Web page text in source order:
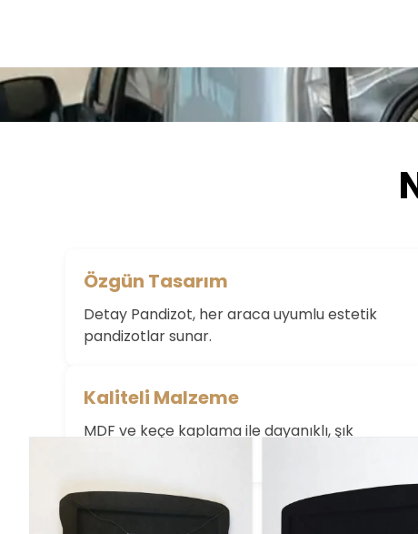
Özgün Tasarım
Detay Pandizot, her araca uyumlu estetik
pandizotlar sunar.
Kaliteli Malzeme
MDF ve keçe kaplama ile dayanıklı, şık
Bu ürün için değerlendirme yok